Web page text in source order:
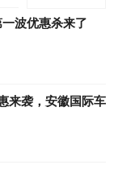
波优惠杀来了
来袭，安徽国际车